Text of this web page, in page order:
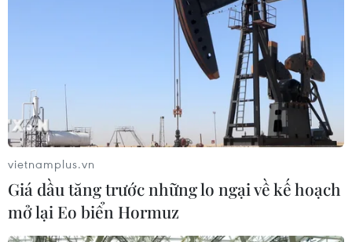
vietnamplus.vn
Giá dầu tăng trước những lo ngại về kế hoạch
mở lại Eo biển Hormuz